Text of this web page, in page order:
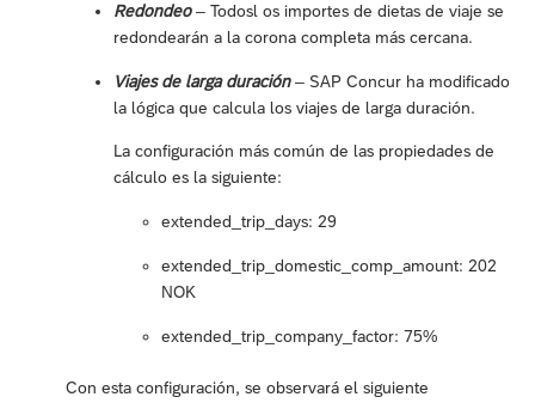
Redondeo– Todosl os importes de dietas de viaje se
redondearán a la corona completa más cercana.
Viajes de larga duración– SAP Concur ha modificado
la lógica que calcula los viajes de larga duración.
La configuración más común de las propiedades de
cálculo es la siguiente:
extended_trip_days: 29
extended_trip_domestic_comp_amount: 202
NOK
extended_trip_company_factor: 75%
Con esta configuración, se observará el siguiente